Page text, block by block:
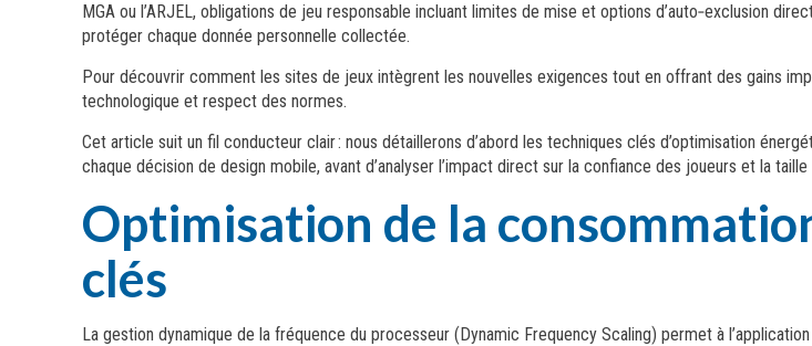
MGA ou l’ARJEL, obligations de jeu responsable incluant limites de mise et options d’auto‑exclusion
protéger chaque donnée personnelle collectée.
Pour découvrir comment les sites de jeux intègrent les nouvelles exigences tout en offrant des gains
technologique et respect des normes.
Cet article suit un fil conducteur clair : nous détaillerons d’abord les techniques clés d’optimisation
chaque décision de design mobile, avant d’analyser l’impact direct sur la confiance des joueurs et la
Optimisation de la
clés
La gestion dynamique de la fréquence du processeur (Dynamic Frequency Scaling) permet à